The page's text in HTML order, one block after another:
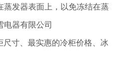
发器表面上，以免冻结在蒸
器有限公司
寸、最实惠的冷柜价格、冰